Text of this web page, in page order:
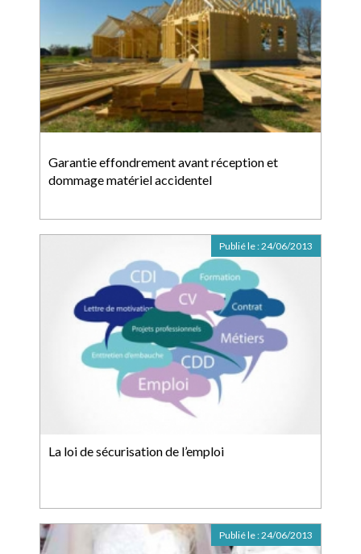
Garantie effondrement avant réception et
dommage matériel accidentel
La loi de sécurisation de l’emploi
Publié le :24/06/2013
Publié le :24/06/2013